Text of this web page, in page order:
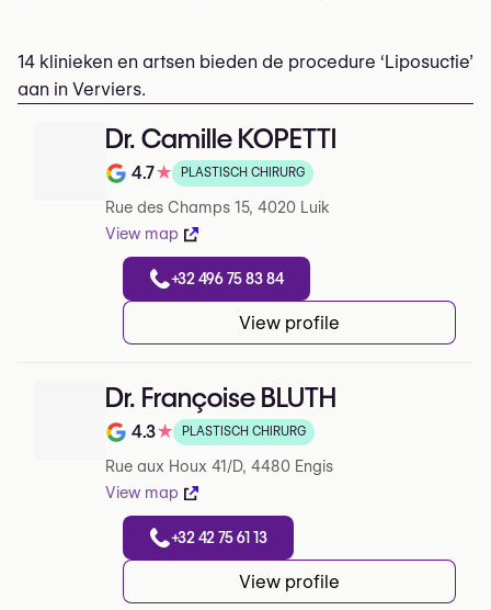
14 klinieken en artsen bieden de procedure ‘Liposuctie’
aan in Verviers.
Dr. Camille KOPETTI
Note de 4.7 sur 5 sur Google
4.7★ PLASTISCH CHIRURG
Rue des Champs 15, 4020 Luik
View map
+32 496 75 83 84
View profile
Dr. Françoise BLUTH
Note de 4.3 sur 5 sur Google
4.3★ PLASTISCH CHIRURG
Rue aux Houx 41/D, 4480 Engis
View map
+32 42 75 61 13
View profile